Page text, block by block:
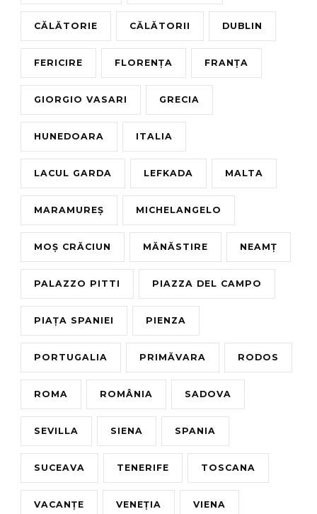
CĂLĂTORIE CĂLĂTORII DUBLIN
FERICIRE FLORENȚA FRANȚA
GIORGIO VASARI GRECIA
HUNEDOARA ITALIA
LACUL GARDA LEFKADA MALTA
MARAMUREȘ MICHELANGELO
MOȘ CRĂCIUN MĂNĂSTIRE NEAMȚ
PALAZZO PITTI PIAZZA DEL CAMPO
PIAȚA SPANIEI PIENZA
PORTUGALIA PRIMĂVARA RODOS
ROMA ROMÂNIA SADOVA
SEVILLA SIENA SPANIA
SUCEAVA TENERIFE TOSCANA
VACANȚE VENEȚIA VIENA